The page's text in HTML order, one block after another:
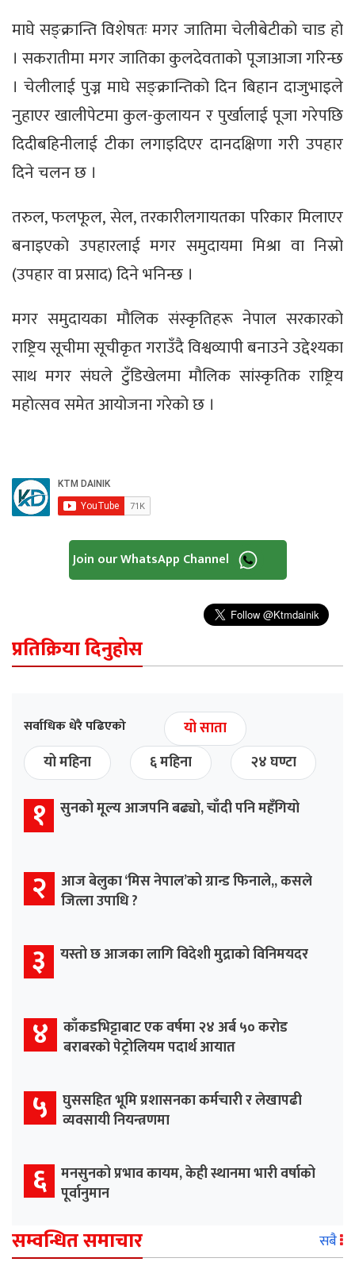
माघे सङ्क्रान्ति विशेषतः मगर जातिमा चेलीबेटीको चाड हो
। सकरातीमा मगर जातिका कुलदेवताको पूजाआजा गरिन्छ
। चेलीलाई पुज्न माघे सङ्क्रान्तिको दिन बिहान दाजुभाइले
नुहाएर खालीपेटमा कुल-कुलायन र पुर्खालाई पूजा गरेपछि
दिदीबहिनीलाई टीका लगाइदिएर दानदक्षिणा गरी उपहार
दिने चलन छ ।
तरुल, फलफूल, सेल, तरकारीलगायतका परिकार मिलाएर
बनाइएको उपहारलाई मगर समुदायमा मिश्रा वा निस्रो
(उपहार वा प्रसाद) दिने भनिन्छ ।
मगर समुदायका मौलिक संस्कृतिहरू नेपाल सरकारको
राष्ट्रिय सूचीमा सूचीकृत गराउँदै विश्वव्यापी बनाउने उद्देश्यका
साथ मगर संघले टुँडिखेलमा मौलिक सांस्कृतिक राष्ट्रिय
महोत्सव समेत आयोजना गरेको छ ।
Join our WhatsApp Channel
प्रतिक्रिया दिनुहोस
सर्वाधिक धेरै पढिएको
यो साता
यो महिना
६ महिना २४ घण्टा
१ सुनको मूल्य आजपनि बढ्यो, चाँदी पनि महँगियो
२ आज बेलुका ‘मिस नेपाल’को ग्रान्ड फिनाले,, कसले
जित्ला उपाधि ?
३ यस्तो छ आजका लागि विदेशी मुद्राको विनिमयदर
४ काँकडभिट्टाबाट एक वर्षमा २४ अर्ब ५० करोड
बराबरको पेट्रोलियम पदार्थ आयात
५ घुससहित भूमि प्रशासनका कर्मचारी र लेखापढी
व्यवसायी नियन्त्रणमा
६ मनसुनको प्रभाव कायम, केही स्थानमा भारी वर्षाको
पूर्वानुमान
सम्वन्धित समाचार सबै